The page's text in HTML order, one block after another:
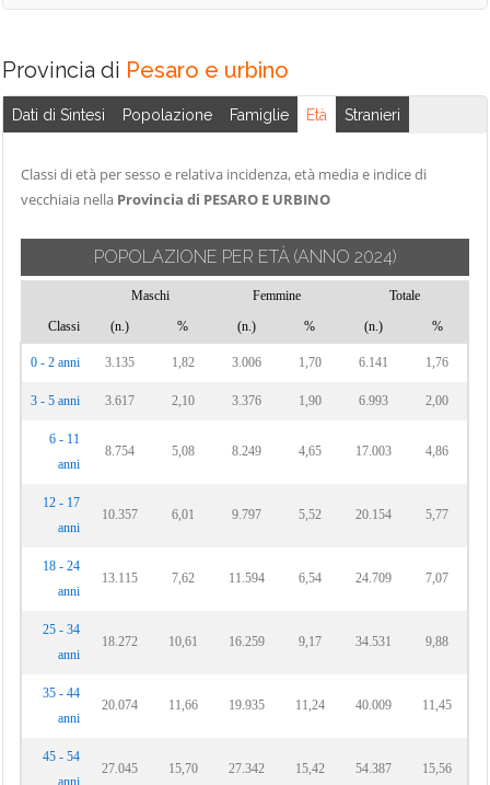
Provincia di Pesaro e urbino
Dati di Sintesi Popolazione Famiglie Età Stranieri
Classi di età per sesso e relativa incidenza, età media e indice di
vecchiaia nella Provincia di PESARO E URBINO
POPOLAZIONE PER ETÀ (ANNO 2024)
Maschi Femmine
Totale
Classi
(n.) % (n.) % (n.) %
0 - 2 anni 3.135 1,82 3.006 1,70 6.141 1,76
3 - 5 anni 3.617 2,10 3.376 1,90 6.993 2,00
6 - 11
anni
8.754 5,08 8.249 4,65 17.003 4,86
12 - 17
anni
10.357 6,01 9.797 5,52 20.154 5,77
18 - 24
anni
13.115 7,62 11.594 6,54 24.709 7,07
25 - 34
anni
18.272 10,61 16.259 9,17 34.531 9,88
35 - 44
anni
20.074 11,66 19.935 11,24 40.009 11,45
45 - 54
anni
27.045 15,70 27.342 15,42 54.387 15,56